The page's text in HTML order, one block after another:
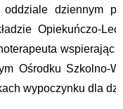
dziennym
Opiekuńczo-
Ośrodku Szkolno-
wypoczynku dla